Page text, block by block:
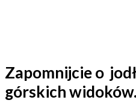
Zapomnijcie o
górskich